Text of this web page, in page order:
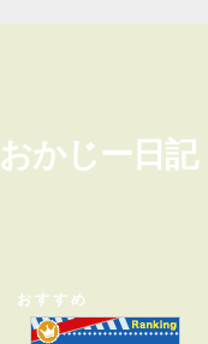
おかじー日記
おすすめ